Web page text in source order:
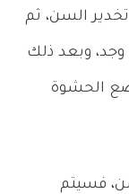
السن، ثم
وبعد ذلك
الحشوة
فسيتم